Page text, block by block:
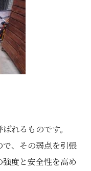
れるものです。
、その弱点を引張
度と安全性を高め